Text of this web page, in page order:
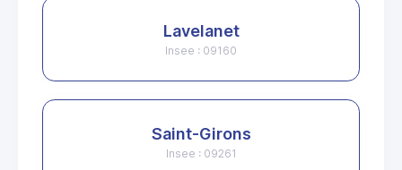
Lavelanet
Insee : 09160
Saint-Girons
Insee : 09261